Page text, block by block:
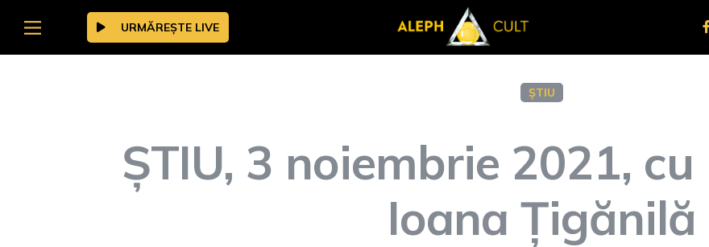
URMĂREȘTE LIVE
ȘTIU
ȘTIU, 3 noiembrie 2021,
Ioana Țigănilă